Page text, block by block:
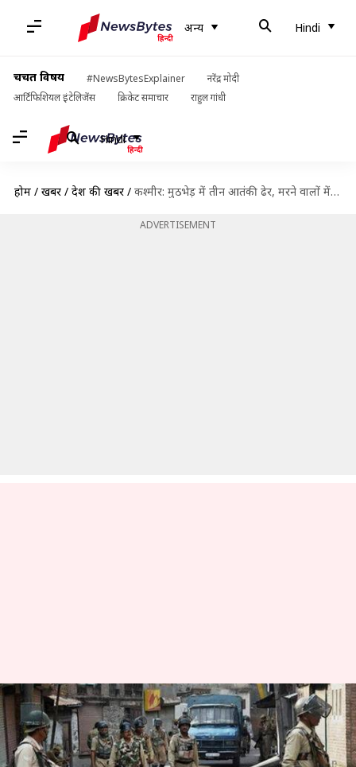
अन्य Hindi
चर्चित विषय #NewsBytesExplainer
नरेंद्र मोदी
आर्टिफिशियल इंटेलिजेंस
क्रिकेट समाचार राहुल गांधी
Hindi
होम / खबरें / देश की खबरें / कश्मीर: मुठभेड़ में तीन आतंकी ढेर, मरने वालों में जाकिर मूसा का उत्तराधिकारी शामिल
ADVERTISEMENT
कश्मीर: मुठभेड़ में तीन आतंकी ढेर,
मरने वालों में जाकिर मूसा का
उत्तराधिकारी शामिल